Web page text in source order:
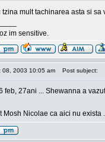
tzina mult tachinarea asta si
im sensitive.
08, 2003 10:05 am Post subject:
feb, 27ani ... Shewanna a
Mosh Nicolae ca aici nu